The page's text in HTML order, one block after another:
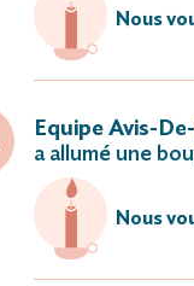
La famille
ou
et tout
Nous
Equipe Avis-
a allumé une
Nous